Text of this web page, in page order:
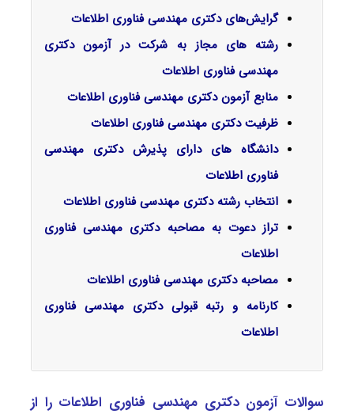
گرایش‌های دکتری مهندسی فناوری اطلاعات
رشته های مجاز به شرکت در آزمون دکتری
مهندسی فناوری اطلاعات
منابع آزمون دکتری مهندسی فناوری اطلاعات
ظرفیت دکتری مهندسی فناوری اطلاعات
دانشگاه های دارای پذیرش دکتری مهندسی
فناوری اطلاعات
انتخاب رشته دکتری مهندسی فناوری اطلاعات
تراز دعوت به مصاحبه دکتری مهندسی فناوری
اطلاعات
مصاحبه دکتری مهندسی فناوری اطلاعات
کارنامه و رتبه قبولی دکتری مهندسی فناوری
اطلاعات
سوالات آزمون دکتری مهندسی فناوری اطلاعات را از